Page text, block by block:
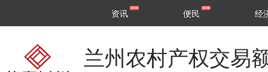
区县
资讯 便民 经
兰州农村产权交易